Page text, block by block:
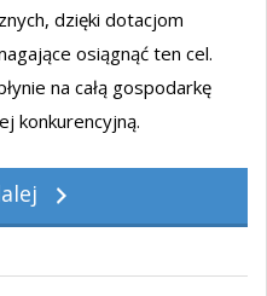
dzięki dotacjom
osiągnąć ten cel.
na całą gospodarkę
konkurencyjną.